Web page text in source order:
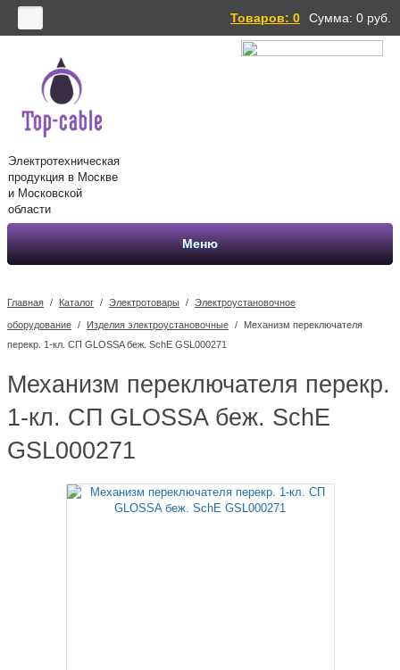
Товаров: 0 Сумма: 0 руб.
Электротехническая
продукция в Москве
и Московской
области
Меню
Главная / Каталог / Электротовары / Электроустановочное
оборудование / Изделия электроустановочные /
Механизм переключателя
перекр. 1-кл. СП GLOSSA беж. SchE GSL000271
Механизм переключателя перекр.
1-кл. СП GLOSSA беж. SchE
GSL000271